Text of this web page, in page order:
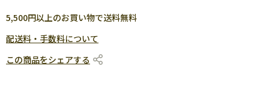
5,500円以上のお買い物で送料無料
配送料・手数料について
この商品をシェアする